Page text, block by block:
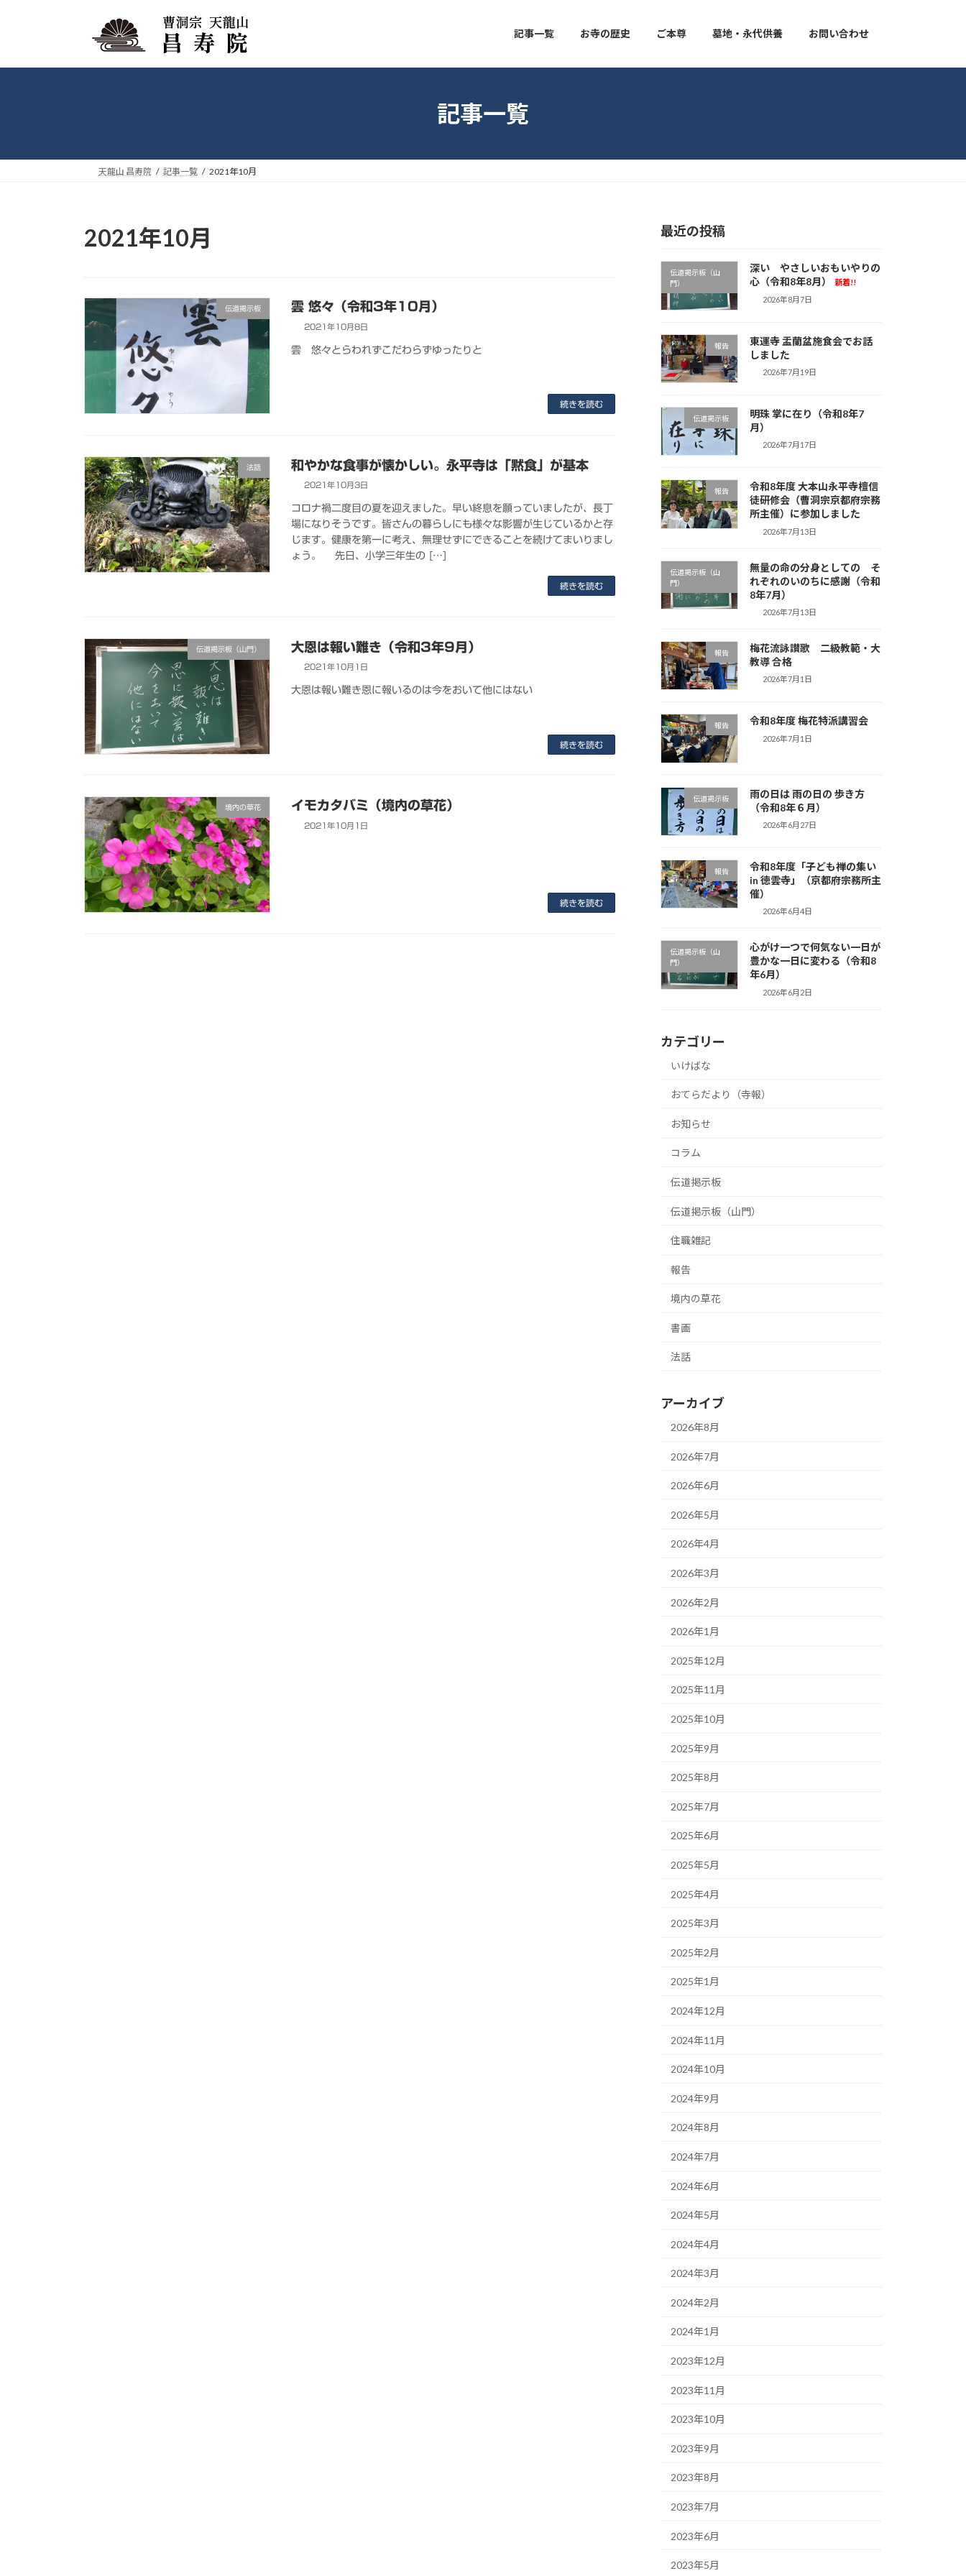
プ
動
記事一覧 お寺の歴史 ご本尊 墓地・永代供養 お問い合わせ
記事一覧
天龍山 昌寿院 記事一覧 2021年10月
2021年10月
伝道掲示板 雲 悠々（令和3年10月）
2021年10月8日
雲 悠々とらわれずこだわらずゆったりと
続きを読む
法話 和やかな食事が懐かしい。永平寺は「黙食」が基本
2021年10月3日
コロナ禍二度目の夏を迎えました。早い終息を願っていましたが、長丁
場になりそうです。皆さんの暮らしにも様々な影響が生じているかと存
じます。健康を第一に考え、無理せずにできることを続けてまいりまし
ょう。 先日、小学三年生の […]
続きを読む
伝道掲示板（山門） 大恩は報い難き（令和3年9月）
2021年10月1日
大恩は報い難き恩に報いるのは今をおいて他にはない
続きを読む
境内の草花 イモカタバミ（境内の草花）
2021年10月1日
続きを読む
最近の投稿
伝道掲示板（山
門）
深い やさしいおもいやりの
心（令和8年8月）
新着!!
2026年8月7日
報告
東運寺 盂蘭盆施食会でお話
しました
2026年7月19日
伝道掲示板
明珠 掌に在り（令和8年7
月）
2026年7月17日
報告
令和8年度 大本山永平寺檀信
徒研修会（曹洞宗京都府宗務
所主催）に参加しました
2026年7月13日
伝道掲示板（山
門）
無量の命の分身としての そ
れぞれのいのちに感謝（令和
8年7月）
2026年7月13日
報告
梅花流詠讃歌 二級教範・大
教導 合格
2026年7月1日
報告 令和8年度 梅花特派講習会
2026年7月1日
伝道掲示板
雨の日は 雨の日の 歩き方
（令和8年６月）
2026年6月27日
報告
令和8年度「子ども禅の集い
in 徳雲寺」（京都府宗務所主
催）
2026年6月4日
伝道掲示板（山
門）
心がけ一つで何気ない一日が
豊かな一日に変わる（令和8
年6月）
2026年6月2日
カテゴリー
いけばな
おてらだより（寺報）
お知らせ
コラム
伝道掲示板
伝道掲示板（山門）
住職雑記
報告
境内の草花
書画
法話
アーカイブ
2026年8月
2026年7月
2026年6月
2026年5月
2026年4月
2026年3月
2026年2月
2026年1月
2025年12月
2025年11月
2025年10月
2025年9月
2025年8月
2025年7月
2025年6月
2025年5月
2025年4月
2025年3月
2025年2月
2025年1月
2024年12月
2024年11月
2024年10月
2024年9月
2024年8月
2024年7月
2024年6月
2024年5月
2024年4月
2024年3月
2024年2月
2024年1月
2023年12月
2023年11月
2023年10月
2023年9月
2023年8月
2023年7月
2023年6月
2023年5月